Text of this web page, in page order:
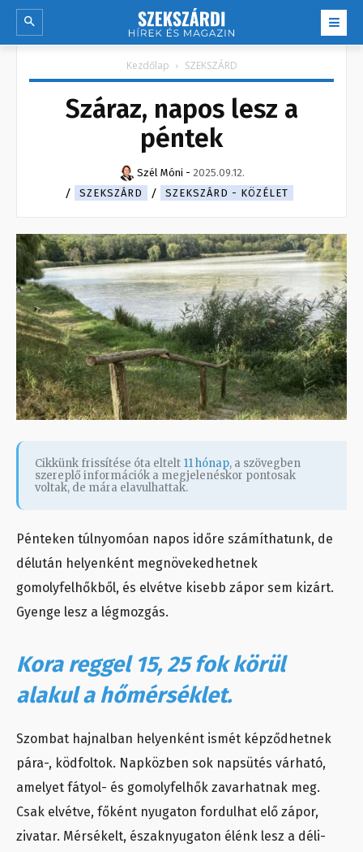
Kezdőlap SZEKSZÁRD
Száraz, napos lesz a
péntek
Szél Móni - 2025.09.12.
SZEKSZÁRD
SZEKSZÁRD - KÖZÉLET
Cikkünk frissítése óta eltelt 11 hónap, a szövegben
szereplő információk a megjelenéskor pontosak
voltak, de mára elavulhattak.
Pénteken túlnyomóan napos időre számíthatunk, de
délután helyenként megnövekedhetnek
gomolyfelhőkből, és elvétve kisebb zápor sem kizárt.
Gyenge lesz a légmozgás.
Kora reggel 15, 25 fok körül
alakul a hőmérséklet.
Szombat hajnalban helyenként ismét képződhetnek
pára-, ködfoltok. Napközben sok napsütés várható,
amelyet fátyol- és gomolyfelhők zavarhatnak meg.
Csak elvétve, főként nyugaton fordulhat elő zápor,
zivatar. Mérsékelt, északnyugaton élénk lesz a déli-